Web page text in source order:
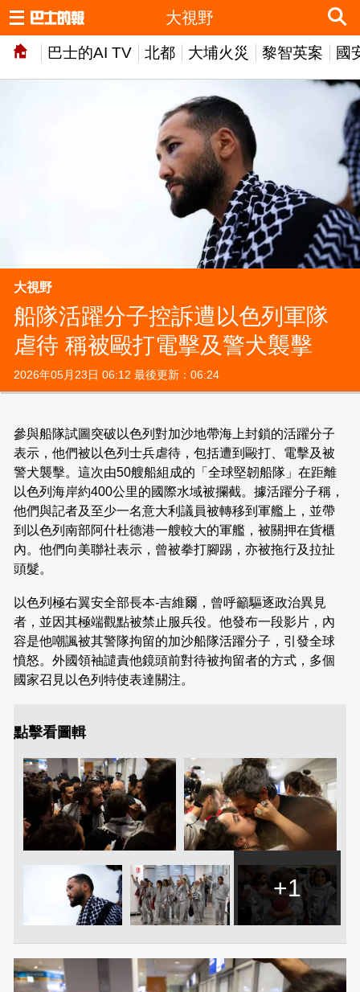
巴士的AI TV 北都 大埔火災 黎智英案 國
大視野
大視野
船隊活躍分子控訴遭以色列軍隊
虐待 稱被毆打電擊及警犬襲擊
2026年05月23日 06:12 最後更新：06:24
參與船隊試圖突破以色列對加沙地帶海上封鎖的活躍分子
表示，他們被以色列士兵虐待，包括遭到毆打、電擊及被
警犬襲擊。這次由50艘船組成的「全球堅韌船隊」在距離
以色列海岸約400公里的國際水域被攔截。據活躍分子稱，
他們與記者及至少一名意大利議員被轉移到軍艦上，並帶
到以色列南部阿什杜德港一艘較大的軍艦，被關押在貨櫃
內。他們向美聯社表示，曾被拳打腳踢，亦被拖行及拉扯
頭髮。
以色列極右翼安全部長本-吉維爾，曾呼籲驅逐政治異見
者，並因其極端觀點被禁止服兵役。他發布一段影片，內
容是他嘲諷被其警隊拘留的加沙船隊活躍分子，引發全球
憤怒。外國領袖譴責他鏡頭前對待被拘留者的方式，多個
國家召見以色列特使表達關注。
點擊看圖輯
+1